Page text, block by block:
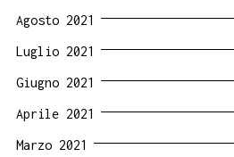
Agosto 2021
Luglio 2021
Giugno 2021
Aprile 2021
Marzo 2021